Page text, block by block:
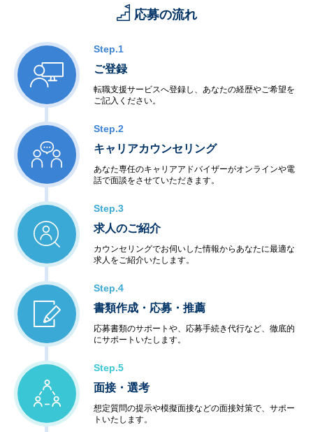
応募の流れ
Step.1
ご登録
転職支援サービスへ登録し、あなたの経歴やご希望を
ご記入ください。
Step.2
キャリアカウンセリング
あなた専任のキャリアアドバイザーがオンラインや電
話で面談をさせていただきます。
Step.3
求人のご紹介
カウンセリングでお伺いした情報からあなたに最適な
求人をご紹介いたします。
Step.4
書類作成・応募・推薦
応募書類のサポートや、応募手続き代行など、徹底的
にサポートいたします。
Step.5
面接・選考
想定質問の提示や模擬面接などの面接対策で、サポー
トいたします。